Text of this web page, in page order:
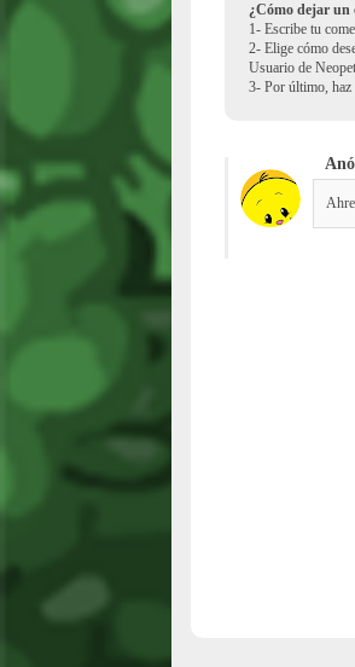
¿Cómo dejar un
1- Escribe tu
2- Elige cómo
Usuario de
3- Por último,